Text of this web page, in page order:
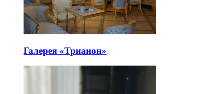
Галерея «Трианон»